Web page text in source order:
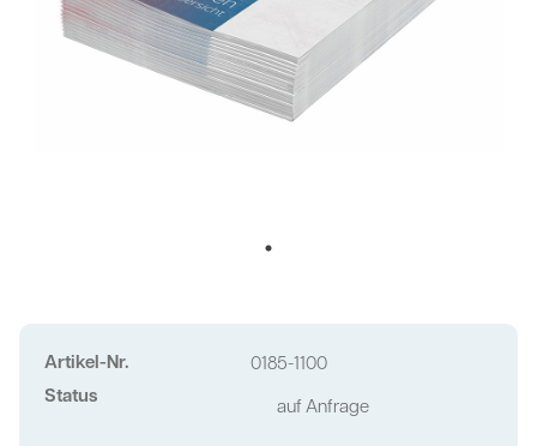
Artikel-Nr. 0185-1100
Status auf Anfrage